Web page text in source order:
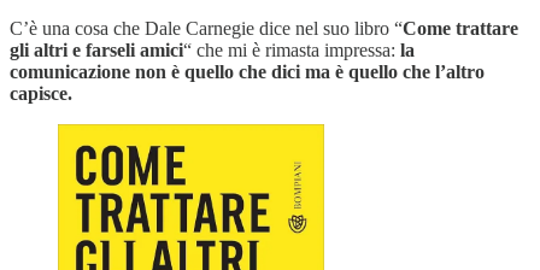
C’è una cosa che Dale Carnegie dice nel suo libro “Come trattare
gli altri e farseli amici“ che mi è rimasta impressa: la
comunicazione non è quello che dici ma è quello che l’altro
capisce.